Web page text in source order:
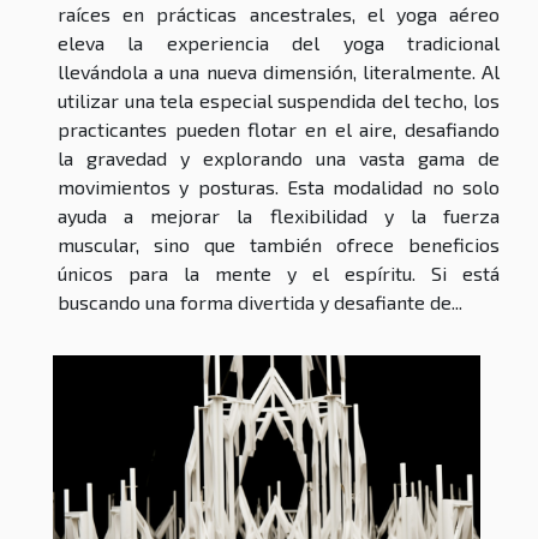
raíces en prácticas ancestrales, el yoga aéreo
eleva la experiencia del yoga tradicional
llevándola a una nueva dimensión, literalmente. Al
utilizar una tela especial suspendida del techo, los
practicantes pueden flotar en el aire, desafiando
la gravedad y explorando una vasta gama de
movimientos y posturas. Esta modalidad no solo
ayuda a mejorar la flexibilidad y la fuerza
muscular, sino que también ofrece beneficios
únicos para la mente y el espíritu. Si está
buscando una forma divertida y desafiante de...